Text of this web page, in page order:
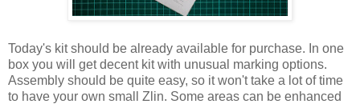
Today's kit should be already available for purchase. In one
box you will get decent kit with unusual marking options.
Assembly should be quite easy, so it won't take a lot of time
to have your own small Zlin. Some areas can be enhanced